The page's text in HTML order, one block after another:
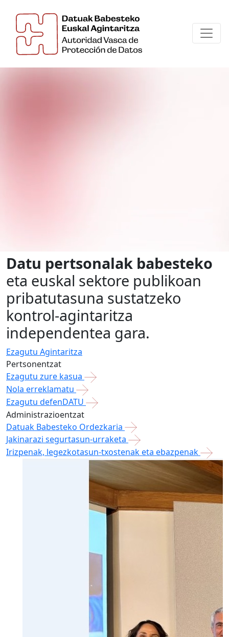
Datu pertsonalak babesteko
eta euskal sektore publikoan
pribatutasuna sustatzeko
kontrol-agintaritza
independentea gara.
Ezagutu Agintaritza
Pertsonentzat
Ezagutu zure kasua
Nola erreklamatu
Ezagutu defenDATU
Administrazioentzat
Datuak Babesteko Ordezkaria
Jakinarazi segurtasun-urraketa
Irizpenak, legezkotasun-txostenak eta ebazpenak